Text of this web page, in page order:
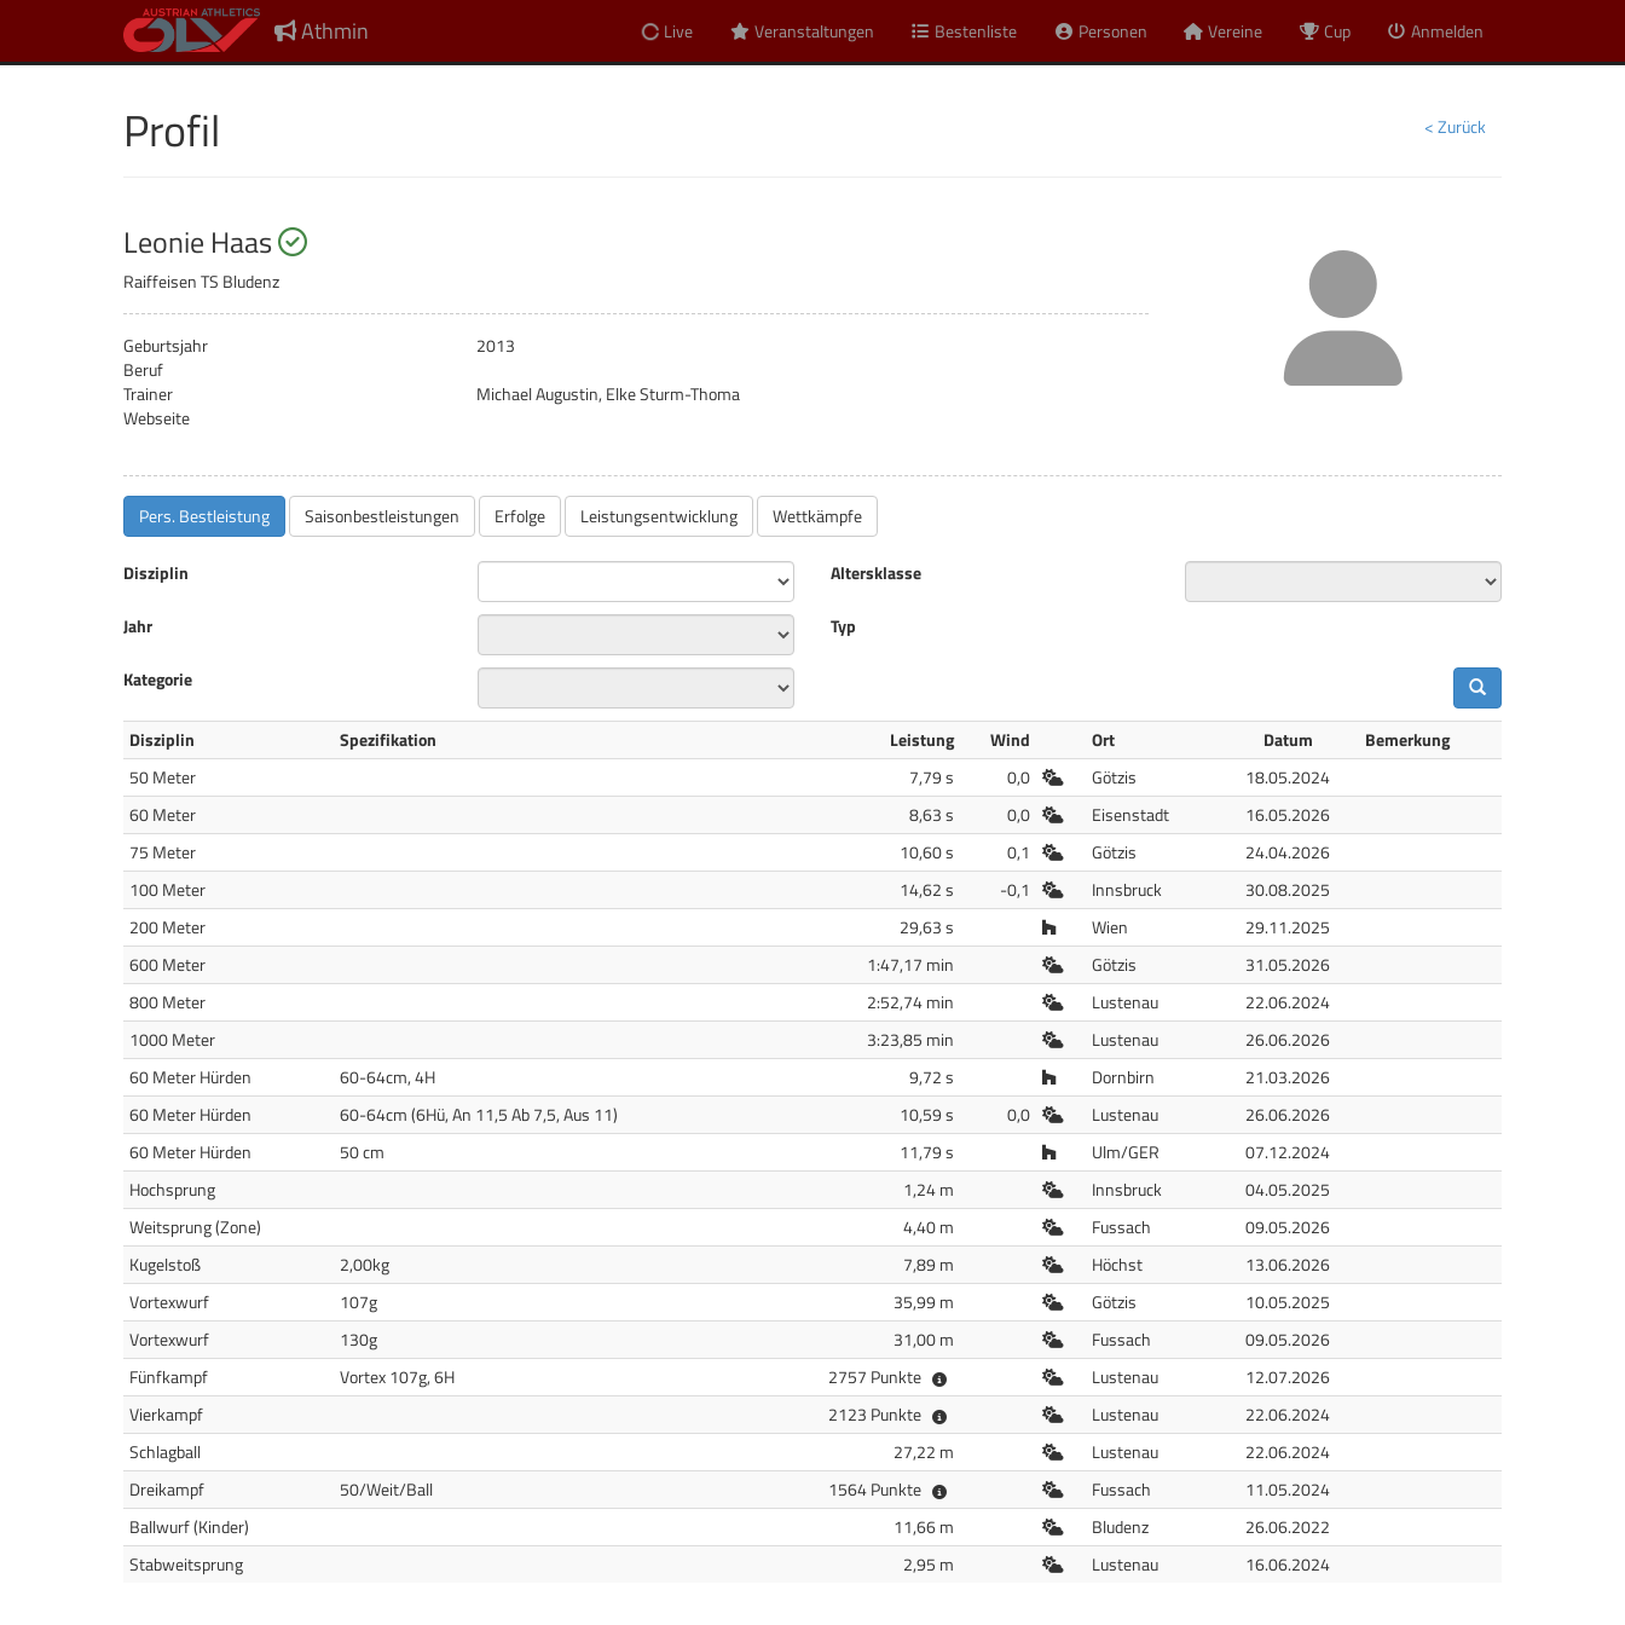
Athmin Live Veranstaltungen Bestenliste Personen Vereine Cup Anmelden
< Zurück
Profil
Leonie Haas startberechtigt
Raiffeisen TS Bludenz
Geburtsjahr
2013
Beruf
Trainer
Michael Augustin, Elke Sturm-Thoma
Webseite
Pers. Bestleistung Saisonbestleistungen Erfolge Leistungsentwicklung Wettkämpfe
Disziplin Altersklasse
Jahr Typ
Kategorie
Disziplin Spezifikation Leistung Wind Ort Datum
Bemerkung
50 Meter
7,79 s 0,0 FreiluftGötzis
18.05.2024
60 Meter
8,63 s 0,0 FreiluftEisenstadt
16.05.2026
75 Meter
10,60 s 0,1 FreiluftGötzis
24.04.2026
100 Meter
14,62 s -0,1 FreiluftInnsbruck
30.08.2025
200 Meter
29,63 s Halle Wien
29.11.2025
600 Meter
1:47,17 min FreiluftGötzis
31.05.2026
800 Meter
2:52,74 min FreiluftLustenau
22.06.2024
1000 Meter
3:23,85 min FreiluftLustenau
26.06.2026
60 Meter Hürden
60-64cm, 4H 9,72 s Halle Dornbirn
21.03.2026
60 Meter Hürden
60-64cm (6Hü, An 11,5 Ab 7,5, Aus 11) 10,59 s 0,0 FreiluftLustenau
26.06.2026
60 Meter Hürden
50 cm 11,79 s Halle Ulm/GER
07.12.2024
Hochsprung
1,24 m FreiluftInnsbruck
04.05.2025
Weitsprung (Zone)
4,40 m FreiluftFussach
09.05.2026
Kugelstoß
2,00kg 7,89 m FreiluftHöchst
13.06.2026
Vortexwurf
107g 35,99 m FreiluftGötzis
10.05.2025
Vortexwurf
130g 31,00 m FreiluftFussach
09.05.2026
Fünfkampf
Vortex 107g, 6H 2757 Punkte FreiluftLustenau
12.07.2026
Vierkampf
2123 Punkte FreiluftLustenau
22.06.2024
Schlagball
27,22 m FreiluftLustenau
22.06.2024
Dreikampf
50/Weit/Ball 1564 Punkte FreiluftFussach
11.05.2024
Ballwurf (Kinder)
11,66 m FreiluftBludenz
26.06.2022
Stabweitsprung
2,95 m FreiluftLustenau 16.06.2024